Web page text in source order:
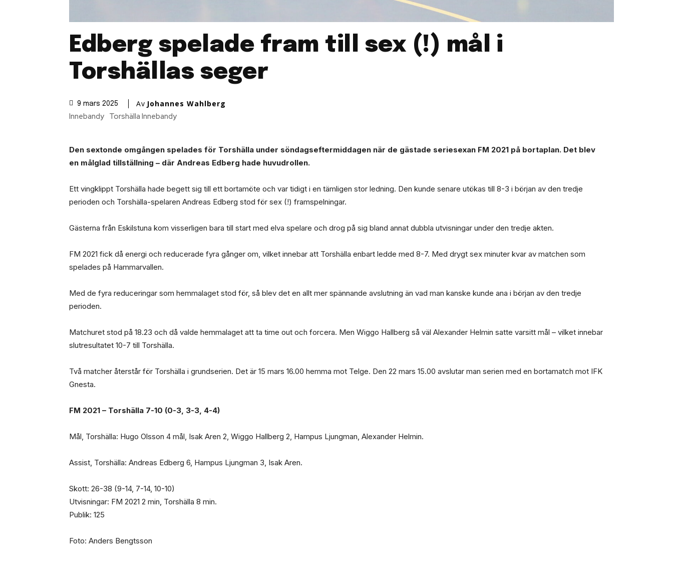
Edberg spelade fram till sex (!) mål i
Torshällas seger
9 mars 2025 Av Johannes Wahlberg
Innebandy Torshälla Innebandy
Den sextonde omgången spelades för Torshälla under söndagseftermiddagen när de gästade seriesexan FM 2021 på bortaplan. Det blev
en målglad tillställning – där Andreas Edberg hade huvudrollen.
Ett vingklippt Torshälla hade begett sig till ett bortamöte och var tidigt i en tämligen stor ledning. Den kunde senare utökas till 8-3 i början av den tredje
perioden och Torshälla-spelaren Andreas Edberg stod för sex (!) framspelningar.
Gästerna från Eskilstuna kom visserligen bara till start med elva spelare och drog på sig bland annat dubbla utvisningar under den tredje akten.
FM 2021 fick då energi och reducerade fyra gånger om, vilket innebar att Torshälla enbart ledde med 8-7. Med drygt sex minuter kvar av matchen som
spelades på Hammarvallen.
Med de fyra reduceringar som hemmalaget stod för, så blev det en allt mer spännande avslutning än vad man kanske kunde ana i början av den tredje
perioden.
Matchuret stod på 18.23 och då valde hemmalaget att ta time out och forcera. Men Wiggo Hallberg så väl Alexander Helmin satte varsitt mål – vilket innebar
slutresultatet 10-7 till Torshälla.
Två matcher återstår för Torshälla i grundserien. Det är 15 mars 16.00 hemma mot Telge. Den 22 mars 15.00 avslutar man serien med en bortamatch mot IFK
Gnesta.
FM 2021 – Torshälla 7-10 (0-3, 3-3, 4-4)
Mål, Torshälla: Hugo Olsson 4 mål, Isak Aren 2, Wiggo Hallberg 2, Hampus Ljungman, Alexander Helmin.
Assist, Torshälla: Andreas Edberg 6, Hampus Ljungman 3, Isak Aren.
Skott: 26-38 (9-14, 7-14, 10-10)
Utvisningar: FM 2021 2 min, Torshälla 8 min.
Publik: 125
Foto: Anders Bengtsson